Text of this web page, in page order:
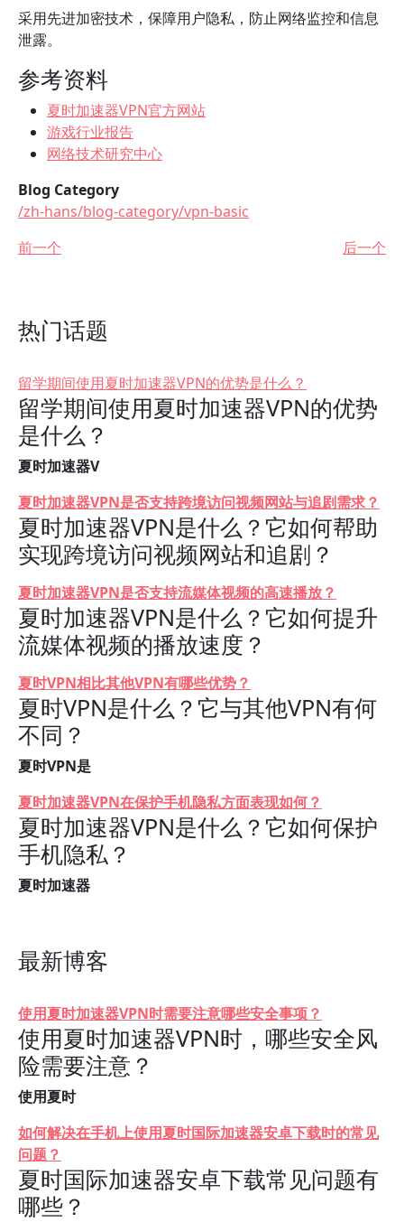
采用先进加密技术，保障用户隐私，防止网络监控和信息
泄露。
参考资料
夏时加速器VPN官方网站
游戏行业报告
网络技术研究中心
Blog Category
/zh-hans/blog-category/vpn-basic
前一个
后一个
热门话题
留学期间使用夏时加速器VPN的优势是什么？
留学期间使用夏时加速器VPN的优势
是什么？
夏时加速器V
夏时加速器VPN是否支持跨境访问视频网站与追剧需求？
夏时加速器VPN是什么？它如何帮助
实现跨境访问视频网站和追剧？
夏时加速器VPN是否支持流媒体视频的高速播放？
夏时加速器VPN是什么？它如何提升
流媒体视频的播放速度？
夏时VPN相比其他VPN有哪些优势？
夏时VPN是什么？它与其他VPN有何
不同？
夏时VPN是
夏时加速器VPN在保护手机隐私方面表现如何？
夏时加速器VPN是什么？它如何保护
手机隐私？
夏时加速器
最新博客
使用夏时加速器VPN时需要注意哪些安全事项？
使用夏时加速器VPN时，哪些安全风
险需要注意？
使用夏时
如何解决在手机上使用夏时国际加速器安卓下载时的常见
问题？
夏时国际加速器安卓下载常见问题有
哪些？